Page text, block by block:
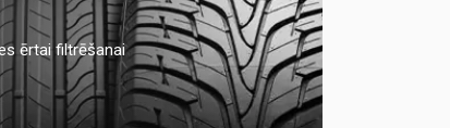
ērtai filtrēšanai